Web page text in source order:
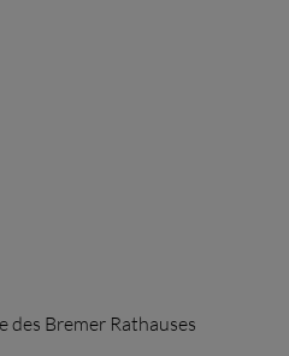
Bremer Rathauses